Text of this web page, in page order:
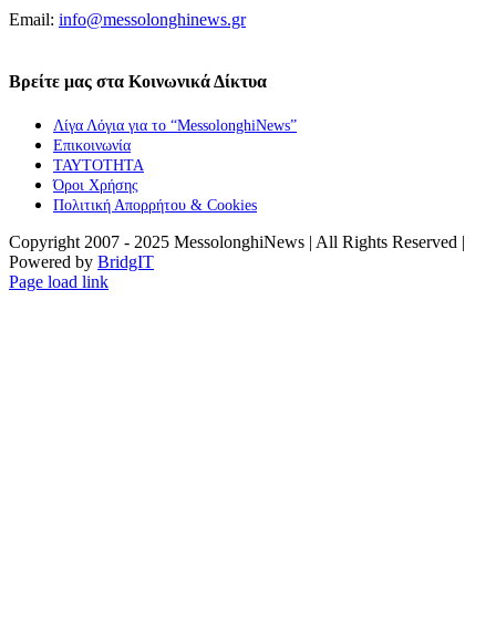
Email: info@messolonghinews.gr
Βρείτε μας στα Κοινωνικά Δίκτυα
Λίγα Λόγια για το “MessolonghiNews”
Επικοινωνία
ΤΑΥΤΟΤΗΤΑ
Όροι Χρήσης
Πολιτική Απορρήτου & Cookies
Copyright 2007 - 2025 MessolonghiNews | All Rights Reserved |
Powered by BridgIT
YouTube
Facebook
Instagram
Page load link